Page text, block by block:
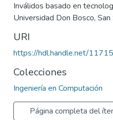
Inválidos basado en
Universidad Don Bosco,
URI
https://hdl.handle.net/
Colecciones
Ingeniería en Computación
Página completa del